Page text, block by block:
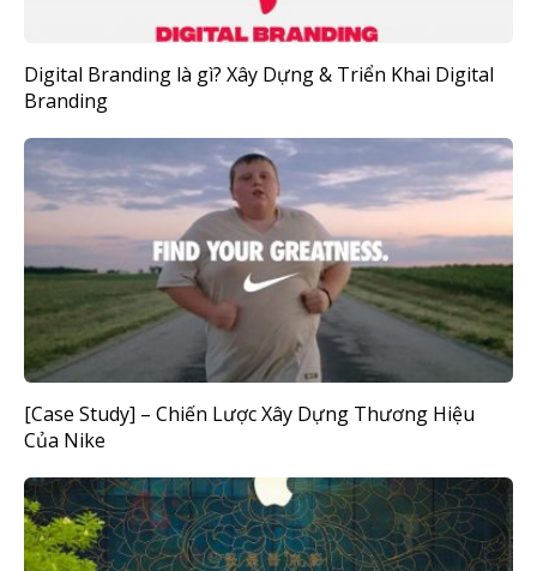
Digital Branding là gì? Xây Dựng & Triển Khai Digital
Branding
[Case Study] – Chiến Lược Xây Dựng Thương Hiệu
Của Nike